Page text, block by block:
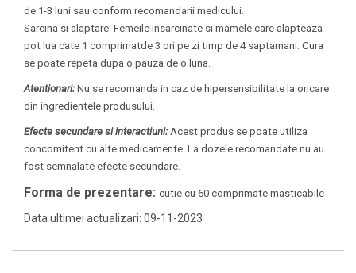
de 1-3 luni sau conform recomandarii medicului.
Sarcina si alaptare: Femeile insarcinate si mamele care alapteaza
pot lua cate 1 comprimatde 3 ori pe zi timp de 4 saptamani. Cura
se poate repeta dupa o pauza de o luna.
Atentionari:Nu se recomanda in caz de hipersensibilitate la oricare
din ingredientele produsului.
Efecte secundare si interactiuni: Acest produs se poate utiliza
concomitent cu alte medicamente. La dozele recomandate nu au
fost semnalate efecte secundare.
Forma de prezentare: cutie cu 60 comprimate masticabile
Data ultimei actualizari: 09-11-2023